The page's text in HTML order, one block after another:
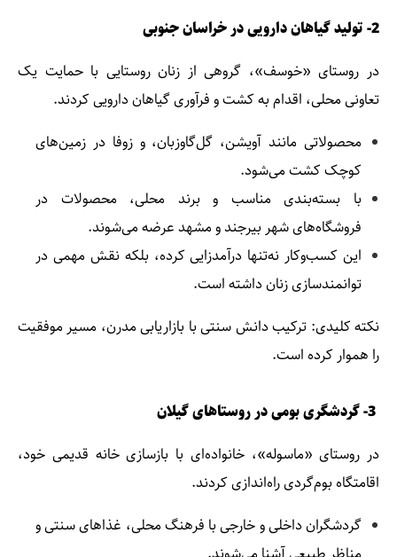
در روستای «خوسف»، گروهی از زنان روستایی با حمایت یک
تعاونی محلی، اقدام به کشت و فرآوری گیاهان دارویی کردند.
محصولاتی مانند آویشن، گل‌گاوزبان، و زوفا در زمین‌های
کوچک کشت می‌شود.
با بسته‌بندی مناسب و برند محلی، محصولات در
فروشگاه‌های شهر بیرجند و مشهد عرضه می‌شوند.
این کسب‌وکار نه‌تنها درآمدزایی کرده، بلکه نقش مهمی در
توانمندسازی زنان داشته است.
نکته کلیدی: ترکیب دانش سنتی با بازاریابی مدرن، مسیر موفقیت
را هموار کرده است.
در روستای «ماسوله»، خانواده‌ای با بازسازی خانه قدیمی خود،
اقامتگاه بوم‌گردی راه‌اندازی کردند.
گردشگران داخلی و خارجی با فرهنگ محلی، غذاهای سنتی و